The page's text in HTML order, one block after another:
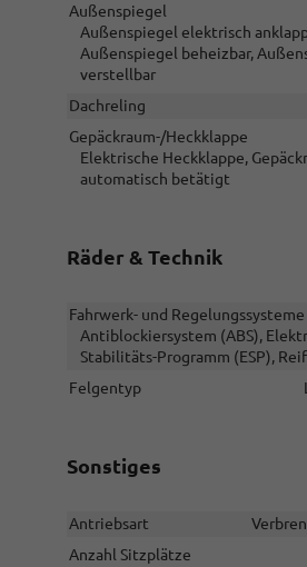
Außenspiegel
Außenspiegel elektrisch
Außenspiegel beheizbar,
verstellbar
Dachreling
Gepäckraum-/Heckklappe
Elektrische Heckklappe,
automatisch betätigt
Räder & Technik
Fahrwerk- und Regelungssysteme
Antiblockiersystem (ABS),
Stabilitäts-Programm (ESP),
Felgentyp
Sonstiges
Antriebsart
Anzahl Sitzplätze